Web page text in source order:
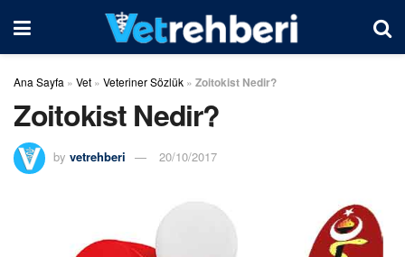
Ana Sayfa » Vet » Veteriner Sözlük » Zoitokist Nedir?
Zoitokist Nedir?
by vetrehberi 20/10/2017